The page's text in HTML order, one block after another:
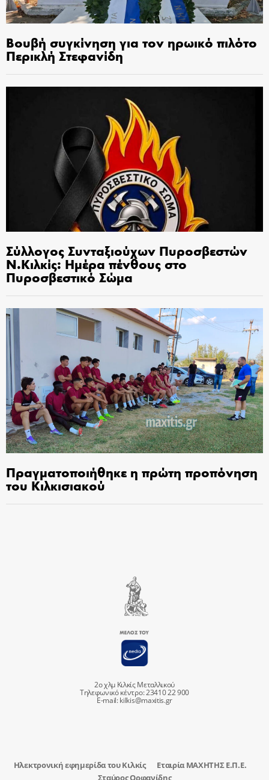
Βουβή συγκίνηση για τον ηρωικό πιλότο
Περικλή Στεφανίδη
Σύλλογος Συνταξιούχων Πυροσβεστών
Ν.Κιλκίς: Ημέρα πένθους στο
Πυροσβεστικό Σώμα
Πραγματοποιήθηκε η πρώτη προπόνηση
του Κιλκισιακού
2ο χλμ Κιλκίς Μεταλλικού
Τηλεφωνικό κέντρο: 23410 22 900
E-mail:kilkis@maxitis.gr
Ηλεκτρονική εφημερίδα του Κιλκίς
Εταιρία ΜΑΧΗΤΗΣ Ε.Π.Ε.
Σταύρος Ορφανίδης